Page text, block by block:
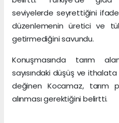
seviyelerde seyrettiğini
düzenlemenin üretici ve
getirmediğini savundu.
Konuşmasında tarım
sayısındaki düşüş ve ithalata
değinen Kocamaz, tarım
alınması gerektiğini belirtti.